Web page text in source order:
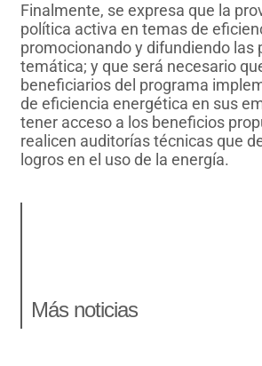
Finalmente, se expresa que la
política activa en temas de
promocionando y difundiendo las
temática; y que será necesario
beneficiarios del programa
de eficiencia energética en sus
tener acceso a los beneficios
realicen auditorías técnicas que
logros en el uso de la energía.
Más noticias